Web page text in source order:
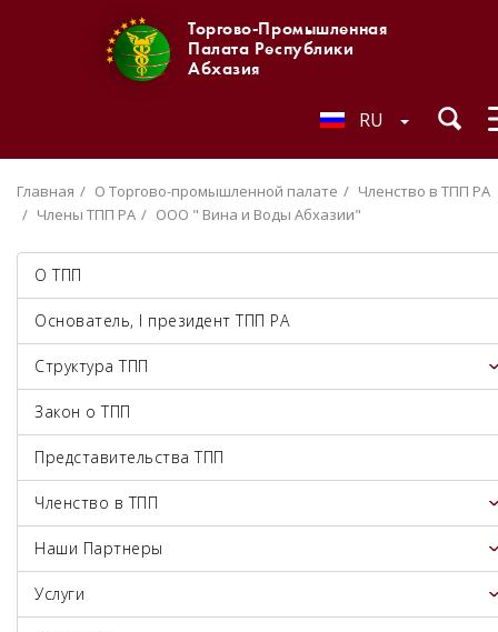
Торгово-Промышленная
Палата Республики
Абхазия
RU
Главная О Торгово-промышленной палате
Членство в ТПП РА
Члены ТПП РА
ООО " Вина и Воды Абхазии"
О ТПП
Основатель, I президент ТПП РА
Структура ТПП
Закон о ТПП
Представительства ТПП
Членство в ТПП
Наши Партнеры
Услуги